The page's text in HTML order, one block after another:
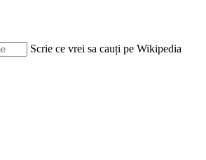
Scrie ce vrei sa cauți pe Wikipedia